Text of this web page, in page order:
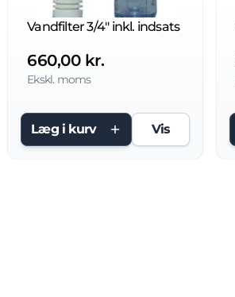
Vandfilter 3/4'' inkl. indsats
660,00 kr.
Ekskl. moms
Læg i kurv Vis